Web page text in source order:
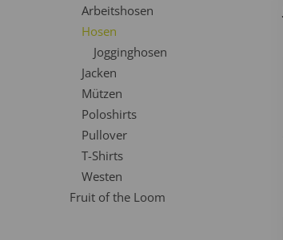
Arbeitshosen
Hosen
Jogginghosen
Jacken
Mützen
Poloshirts
Pullover
T-Shirts
Westen
Fruit of the Loom